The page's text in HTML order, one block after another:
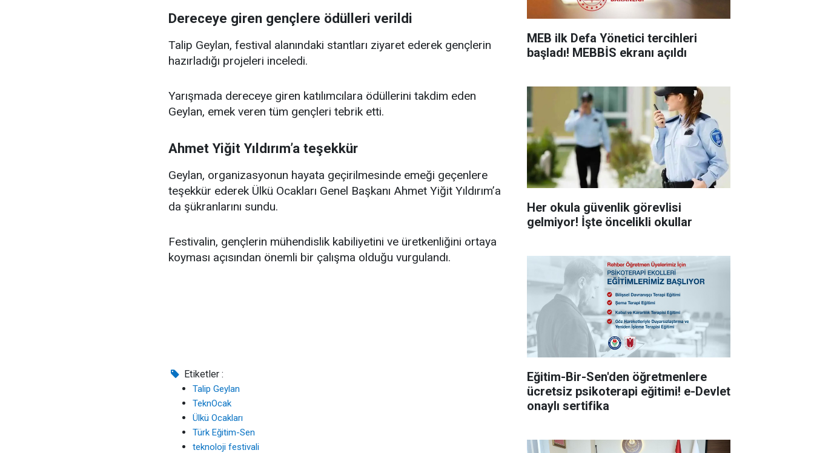
Dereceye giren gençlere ödülleri verildi
Talip Geylan, festival alanındaki stantları ziyaret ederek gençlerin
hazırladığı projeleri inceledi.
Yarışmada dereceye giren katılımcılara ödüllerini takdim eden
Geylan, emek veren tüm gençleri tebrik etti.
Ahmet Yiğit Yıldırım’a teşekkür
Geylan, organizasyonun hayata geçirilmesinde emeği geçenlere
teşekkür ederek Ülkü Ocakları Genel Başkanı Ahmet Yiğit Yıldırım’a
da şükranlarını sundu.
Festivalin, gençlerin mühendislik kabiliyetini ve üretkenliğini ortaya
koyması açısından önemli bir çalışma olduğu vurgulandı.
Etiketler :
Talip Geylan
TeknOcak
Ülkü Ocakları
Türk Eğitim-Sen
teknoloji festivali
MEB ilk Defa Yönetici tercihleri
başladı! MEBBİS ekranı açıldı
Her okula güvenlik görevlisi
gelmiyor! İşte öncelikli okullar
Eğitim-Bir-Sen'den öğretmenlere
ücretsiz psikoterapi eğitimi! e-Devlet
onaylı sertifika